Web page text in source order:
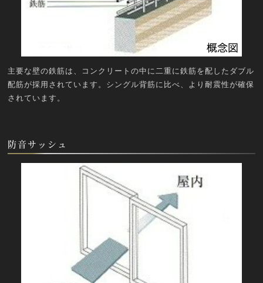
主要な壁の鉄筋は、コンクリートの中に二重に鉄筋を配したダブル
配筋が採用されています。シングル背筋に比べ、より耐震性が確保
されています。
防音サッシュ